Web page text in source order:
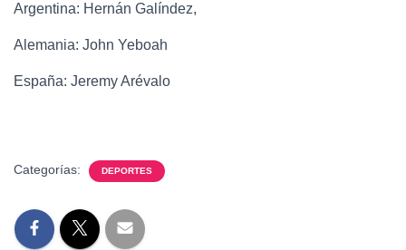
Argentina: Hernán Galíndez,
Alemania: John Yeboah
España: Jeremy Arévalo
Categorías: DEPORTES